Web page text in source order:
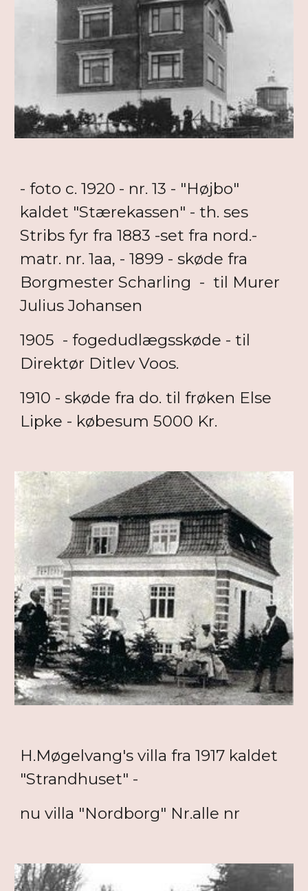
- foto c. 1920 - nr. 13 - "Højbo"
kaldet "Stærekassen" - th. ses
Stribs fyr fra 1883 -set fra nord.-
matr. nr. 1aa, - 1899 - skøde fra
Borgmester Scharling - til Murer
Julius Johansen
1905 - fogedudlægsskøde - til
Direktør Ditlev Voos.
1910 - skøde fra do. til frøken Else
Lipke - købesum 5000 Kr.
H.Møgelvang's villa fra 1917 kaldet
"Strandhuset" -
nu villa "Nordborg" Nr.alle nr